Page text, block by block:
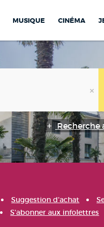
MUSIQUE CINÉMA
Recherche
Suggestion d'achat
S'abonner aux infolettres